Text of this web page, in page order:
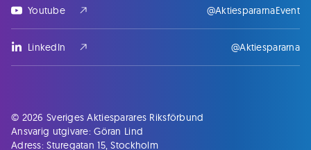
Youtube @AktiespararnaEvent
LinkedIn @Aktiespararna
© 2026 Sveriges Aktiesparares Riksförbund
Ansvarig utgivare: Göran Lind
Adress: Sturegatan 15, Stockholm